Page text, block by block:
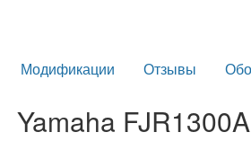
Модификации Отзывы
Yamaha